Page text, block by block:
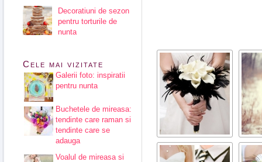
Decoratiuni de sezon
pentru torturile de
nunta
Cele mai vizitate
Galerii foto: inspiratii
pentru nunta
Buchetele de mireasa:
tendinte care raman si
tendinte care se
adauga
Voalul de mireasa si